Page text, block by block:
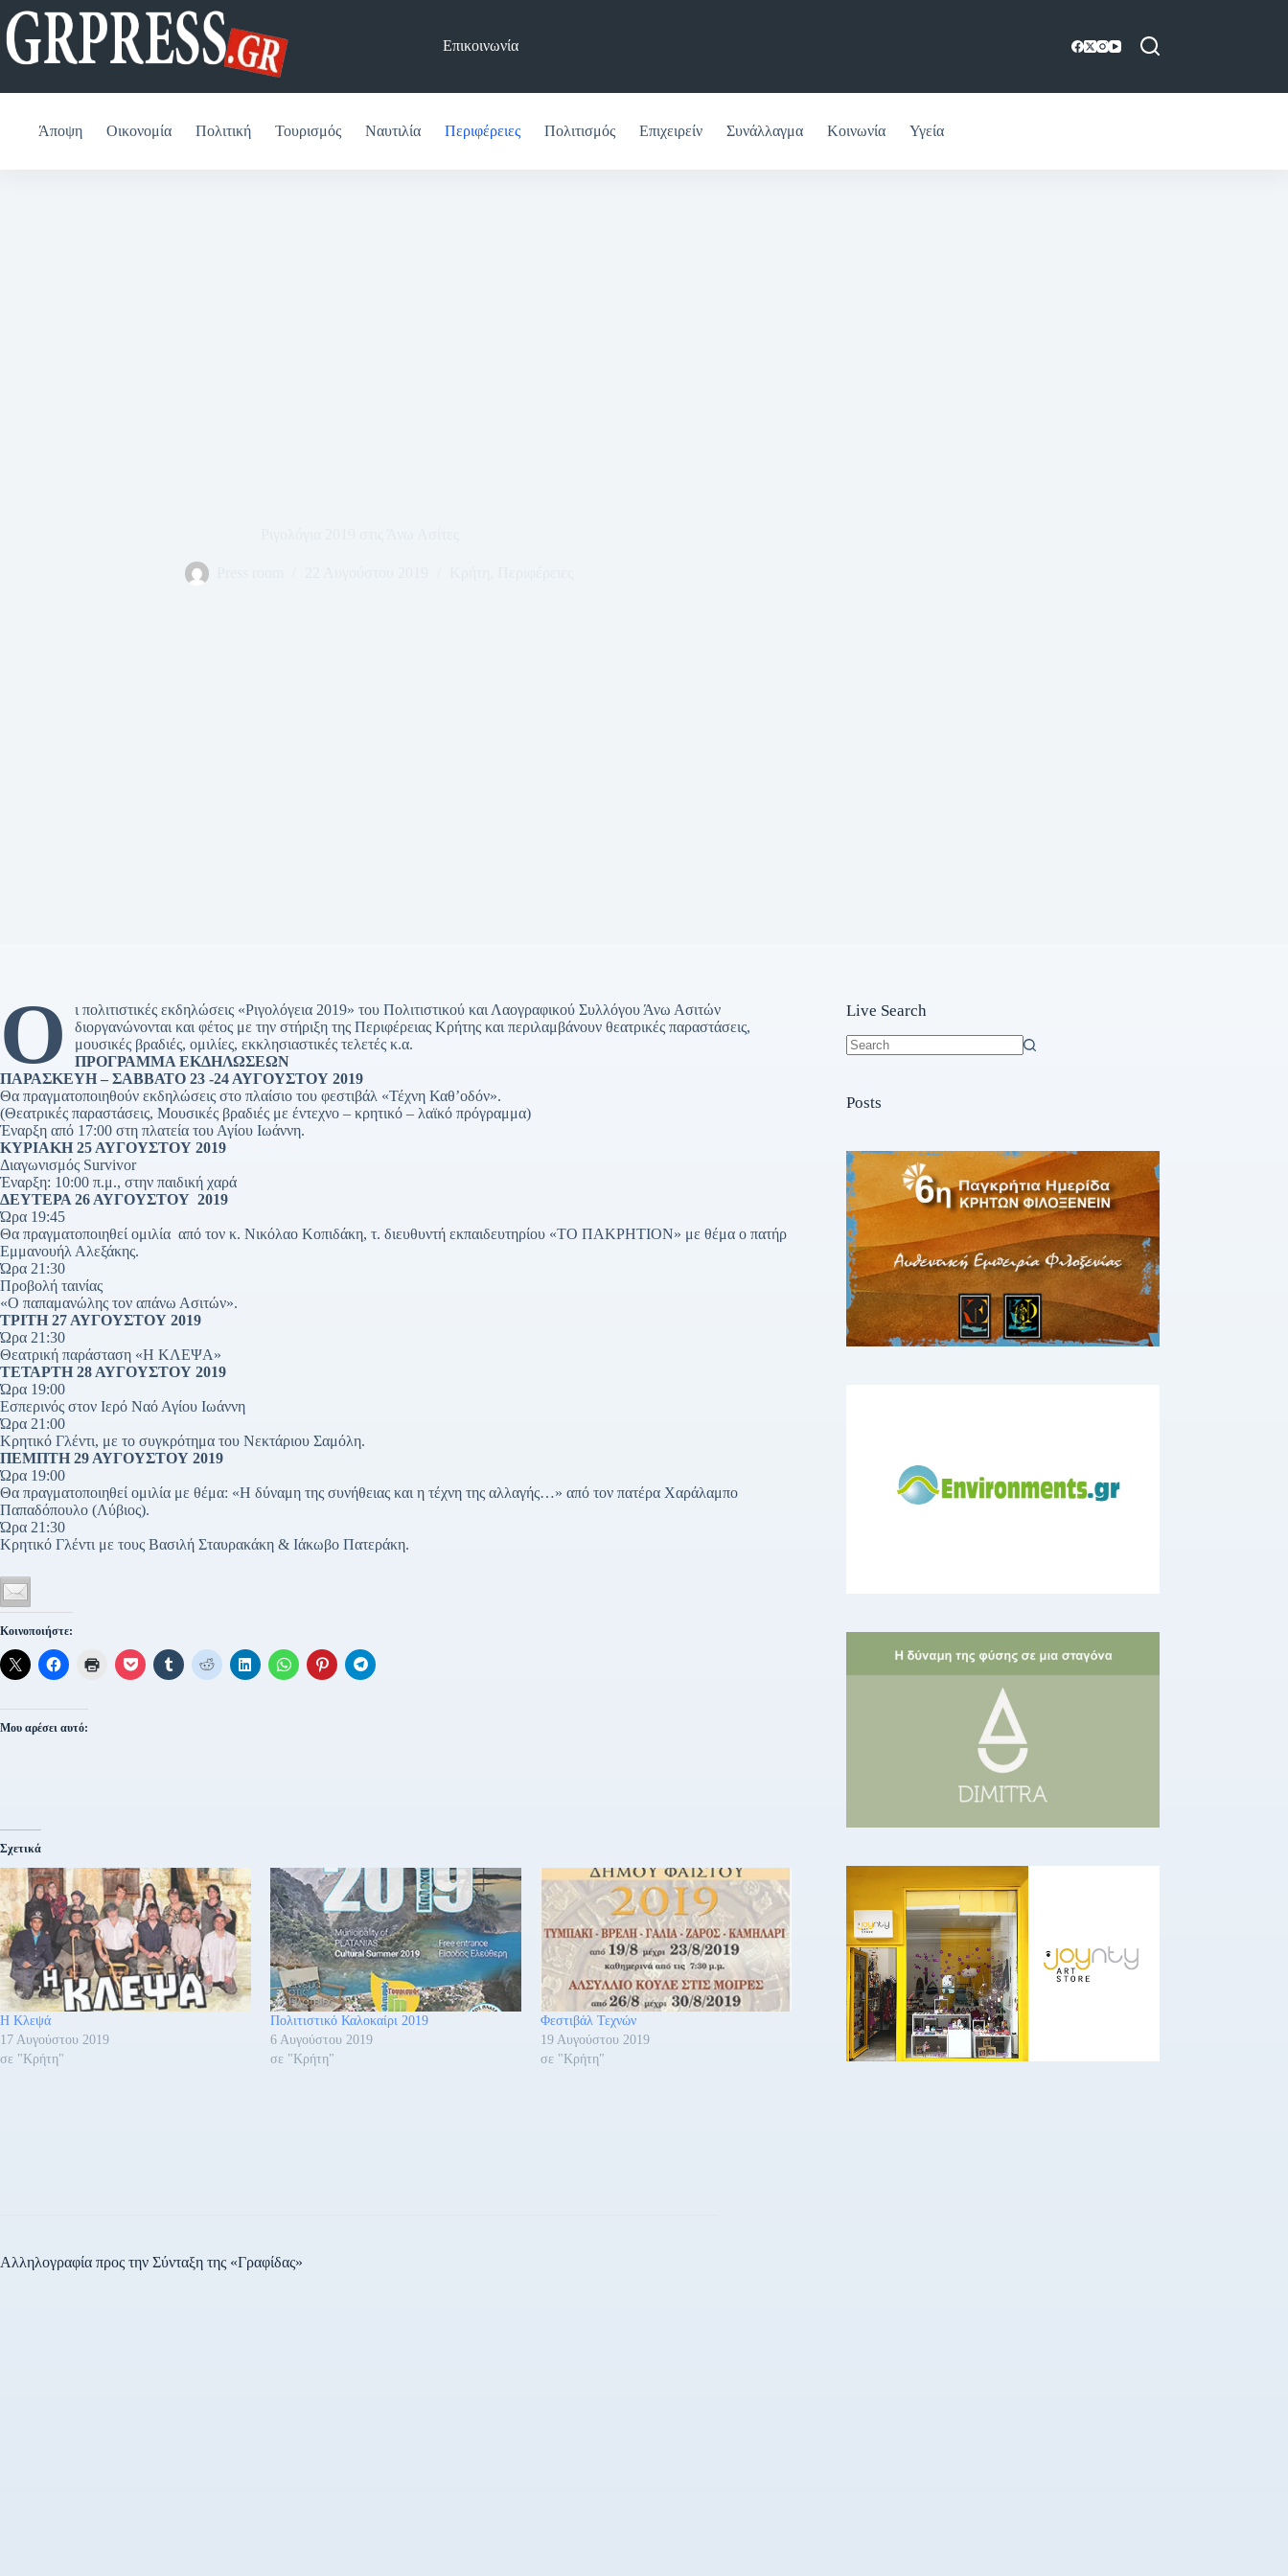
Μετάβαση
στο
περιεχόμενο
Επικοινωνία
Άποψη Οικονομία Πολιτική Τουρισμός Ναυτιλία Περιφέρειες Πολιτισμός Επιχειρείν Συνάλλαγμα Κοινωνία Υγεία
Ο
ι πολιτιστικές εκδηλώσεις «Ριγολόγεια 2019» του Πολιτιστικού και Λαογραφικού Συλλόγου Άνω Ασιτών
διοργανώνονται και φέτος με την στήριξη της Περιφέρειας Κρήτης και περιλαμβάνουν θεατρικές παραστάσεις,
μουσικές βραδιές, ομιλίες, εκκλησιαστικές τελετές κ.α.
ΠΡΟΓΡΑΜΜΑ ΕΚΔΗΛΩΣΕΩΝ
ΠΑΡΑΣΚΕΥΗ – ΣΑΒΒΑΤΟ 23 -24 ΑΥΓΟΥΣΤΟΥ 2019
Θα πραγματοποιηθούν εκδηλώσεις στο πλαίσιο του φεστιβάλ «Τέχνη Καθ’οδόν».
(Θεατρικές παραστάσεις, Μουσικές βραδιές με έντεχνο – κρητικό – λαϊκό πρόγραμμα)
Έναρξη από 17:00 στη πλατεία του Αγίου Ιωάννη.
ΚΥΡΙΑΚΗ 25 ΑΥΓΟΥΣΤΟΥ 2019
Διαγωνισμός Survivor
Έναρξη: 10:00 π.μ., στην παιδική χαρά
ΔΕΥΤΕΡΑ 26 ΑΥΓΟΥΣΤΟΥ 2019
Ώρα 19:45
Θα πραγματοποιηθεί ομιλία από τον κ. Νικόλαο Κοπιδάκη, τ. διευθυντή εκπαιδευτηρίου «ΤΟ ΠΑΚΡΗΤΙΟΝ» με θέμα ο πατήρ
Εμμανουήλ Αλεξάκης.
Ώρα 21:30
Προβολή ταινίας
«Ο παπαμανώλης τον απάνω Ασιτών».
ΤΡΙΤΗ 27 ΑΥΓΟΥΣΤΟΥ 2019
Ώρα 21:30
Θεατρική παράσταση «Η ΚΛΕΨΑ»
ΤΕΤΑΡΤΗ 28 ΑΥΓΟΥΣΤΟΥ 2019
Ώρα 19:00
Εσπερινός στον Ιερό Ναό Αγίου Ιωάννη
Ώρα 21:00
Κρητικό Γλέντι, με το συγκρότημα του Νεκτάριου Σαμόλη.
ΠΕΜΠΤΗ 29 ΑΥΓΟΥΣΤΟΥ 2019
Ώρα 19:00
Θα πραγματοποιηθεί ομιλία με θέμα: «H δύναμη της συνήθειας και η τέχνη της αλλαγής…» από τον πατέρα Χαράλαμπο
Παπαδόπουλο (Λύβιος).
Ώρα 21:30
Κρητικό Γλέντι με τους Βασιλή Σταυρακάκη & Ιάκωβο Πατεράκη.
Κοινοποιήστε:
Μου αρέσει αυτό:
Σχετικά
Η Κλεψά
17 Αυγούστου 2019
σε "Κρήτη"
Πολιτιστικό Καλοκαίρι 2019
6 Αυγούστου 2019
σε "Κρήτη"
Φεστιβάλ Τεχνών
19 Αυγούστου 2019
σε "Κρήτη"
Live Search
Posts
Αλληλογραφία προς την Σύνταξη της «Γραφίδας»